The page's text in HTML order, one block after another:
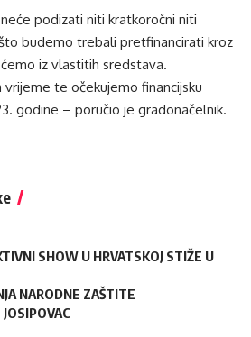
podizati niti kratkoročni niti
budemo trebali pretfinancirati kroz
iz vlastitih sredstava.
te očekujemo financijsku
godine – poručio je gradonačelnik.
SHOW U HRVATSKOJ STIŽE U
NARODNE ZAŠTITE